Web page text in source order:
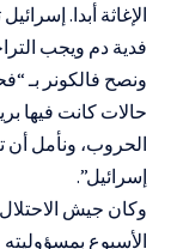
الإغاثة أبدا.
فدية دم ويجب
ونصح فالكونر بـ
حالات كانت فيها
الحروب، ونأمل
إسرائيل”.
وكان جيش
الأسبوع